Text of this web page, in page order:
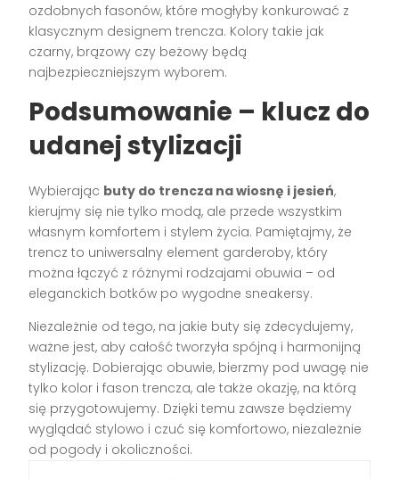
ozdobnych fasonów, które mogłyby konkurować z
klasycznym designem trencza. Kolory takie jak
czarny, brązowy czy beżowy będą
najbezpieczniejszym wyborem.
Podsumowanie – klucz do
udanej stylizacji
Wybierając buty do trencza na wiosnę i jesień,
kierujmy się nie tylko modą, ale przede wszystkim
własnym komfortem i stylem życia. Pamiętajmy, że
trencz to uniwersalny element garderoby, który
można łączyć z różnymi rodzajami obuwia – od
eleganckich botków po wygodne sneakersy.
Niezależnie od tego, na jakie buty się zdecydujemy,
ważne jest, aby całość tworzyła spójną i harmonijną
stylizację. Dobierając obuwie, bierzmy pod uwagę nie
tylko kolor i fason trencza, ale także okazję, na którą
się przygotowujemy. Dzięki temu zawsze będziemy
wyglądać stylowo i czuć się komfortowo, niezależnie
od pogody i okoliczności.